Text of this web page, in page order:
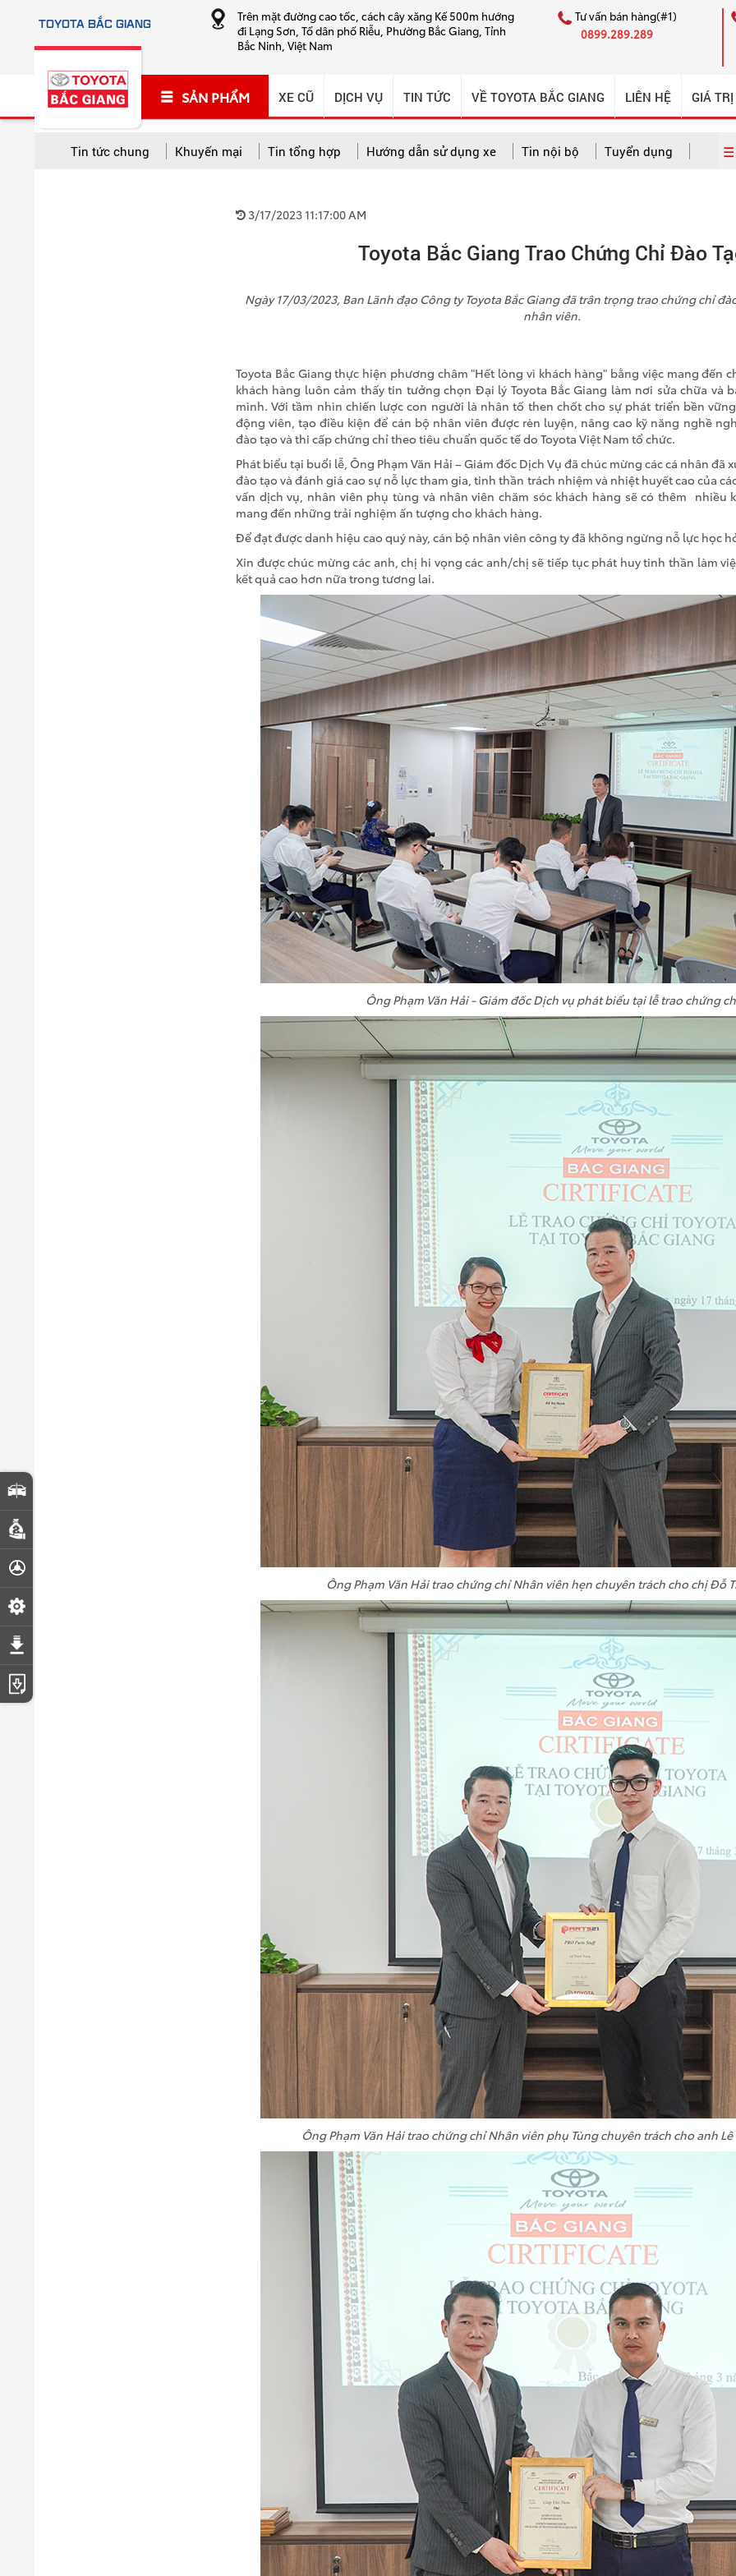
TOYOTA BẮC GIANG
Trên mặt đường cao tốc, cách cây xăng Kế 500m hướng
đi Lạng Sơn, Tổ dân phố Riễu, Phường Bắc Giang, Tỉnh
Bắc Ninh, Việt Nam
Tư vấn bán hàng(#1)
0899.289.289
SẢN PHẨM XE CŨ DỊCH VỤ TIN TỨC VỀ TOYOTA BẮC GIANG LIÊN HỆ GIÁ
Tin tức chung Khuyến mại Tin tổng hợp Hướng dẫn sử dụng xe Tin nội bộ Tuyển dụng ☰
3/17/2023 11:17:00 AM
Toyota Bắc Giang Trao Chứng Chỉ Đào
Ngày 17/03/2023, Ban Lãnh đạo Công ty Toyota Bắc Giang đã trân trọng trao chứng chỉ
nhân viên.
Toyota Bắc Giang thực hiện phương châm "Hết lòng vì khách hàng" bằng việc mang đến
khách hàng luôn cảm thấy tin tưởng chọn Đại lý Toyota Bắc Giang làm nơi sửa chữa và
mình. Với tầm nhìn chiến lược con người là nhân tố then chốt cho sự phát triển bền
động viên, tạo điều kiện để cán bộ nhân viên được rèn luyện, nâng cao kỹ năng nghề
đào tạo và thi cấp chứng chỉ theo tiêu chuẩn quốc tế do Toyota Việt Nam tổ chức.
Phát biểu tại buổi lễ, Ông Phạm Văn Hải – Giám đốc Dịch Vụ đã chúc mừng các cá nhân đã
đào tạo và đánh giá cao sự nỗ lực tham gia, tinh thần trách nhiệm và nhiệt huyết cao của
vấn dịch vụ, nhân viên phụ tùng và nhân viên chăm sóc khách hàng sẽ có thêm nhiều
mang đến những trải nghiệm ấn tượng cho khách hàng.
Để đạt được danh hiệu cao quý này, cán bộ nhân viên công ty đã không ngừng nỗ lực học
Xin được chúc mừng các anh, chị hi vọng các anh/chị sẽ tiếp tục phát huy tinh thần làm
kết quả cao hơn nữa trong tương lai.
Ông Phạm Văn Hải - Giám đốc Dịch vụ phát biểu tại lễ trao chứng
Ông Phạm Văn Hải trao chứng chỉ Nhân viên hẹn chuyên trách cho chị Đỗ
Ông Phạm Văn Hải trao chứng chỉ Nhân viên phụ Tùng chuyên trách cho anh Lê